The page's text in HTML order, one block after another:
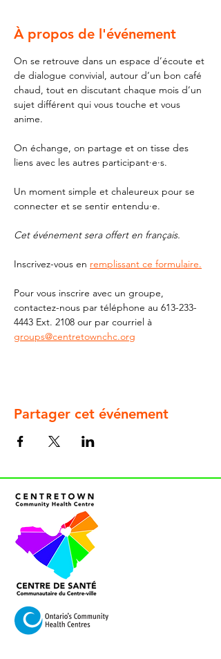
À propos de l'événement
On se retrouve dans un espace d’écoute et
de dialogue convivial, autour d’un bon café
chaud, tout en discutant chaque mois d’un
sujet différent qui vous touche et vous
anime.
On échange, on partage et on tisse des
liens avec les autres participant·e·s.
Un moment simple et chaleureux pour se
connecter et se sentir entendu·e.
Cet événement sera offert en français.
Inscrivez-vous en remplissant ce formulaire.
Pour vous inscrire avec un groupe,
contactez-nous par téléphone au 613-233-
4443 Ext. 2108 our par courriel à
groups@centretownchc.org
Partager cet événement